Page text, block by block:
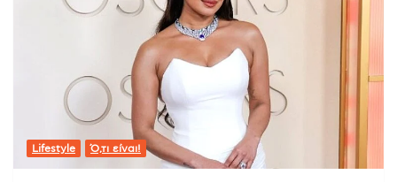
Lifestyle Ό,τι είναι!